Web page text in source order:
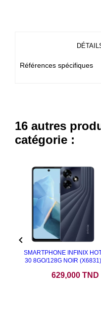
Références spécifiques
16 autres
catégorie :
SMARTPHONE INFINIX
30 8GO/128G NOIR (X6831)
629,000 TND
